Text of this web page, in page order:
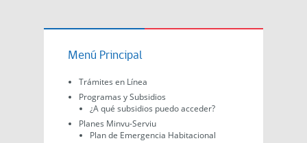
Menú Principal
Trámites en Línea
Programas y Subsidios
¿A qué subsidios puedo acceder?
Planes Minvu-Serviu
Plan de Emergencia Habitacional